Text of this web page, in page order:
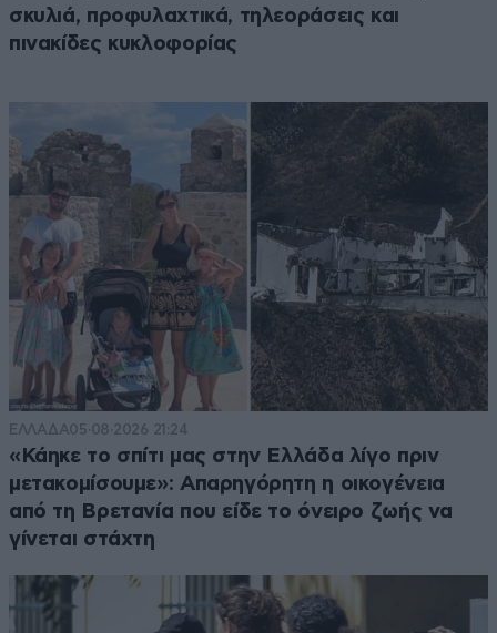
σκυλιά, προφυλαχτικά, τηλεοράσεις και
πινακίδες κυκλοφορίας
ΕΛΛΑΔΑ05·08·2026 21:24
«Κάηκε το σπίτι μας στην Ελλάδα λίγο πριν
μετακομίσουμε»: Απαρηγόρητη η οικογένεια
από τη Βρετανία που είδε το όνειρο ζωής να
γίνεται στάχτη